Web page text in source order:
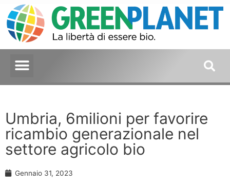
Umbria, 6milioni per favorire
ricambio generazionale nel
settore agricolo bio
Gennaio 31, 2023